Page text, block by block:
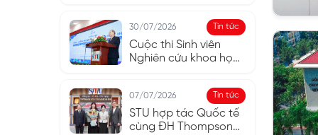
30/07/2026 Tin tức
Cuộc thi Sinh viên
Nghiên cứu khoa học
07/07/2026 Tin tức
STU hợp tác Quốc tế
cùng ĐH Thompson